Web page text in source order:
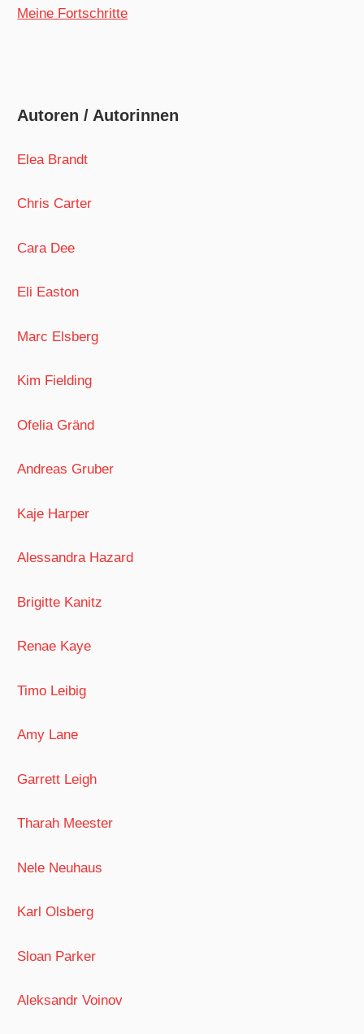
Meine Fortschritte
Autoren / Autorinnen
Elea Brandt
Chris Carter
Cara Dee
Eli Easton
Marc Elsberg
Kim Fielding
Ofelia Gränd
Andreas Gruber
Kaje Harper
Alessandra Hazard
Brigitte Kanitz
Renae Kaye
Timo Leibig
Amy Lane
Garrett Leigh
Tharah Meester
Nele Neuhaus
Karl Olsberg
Sloan Parker
Aleksandr Voinov